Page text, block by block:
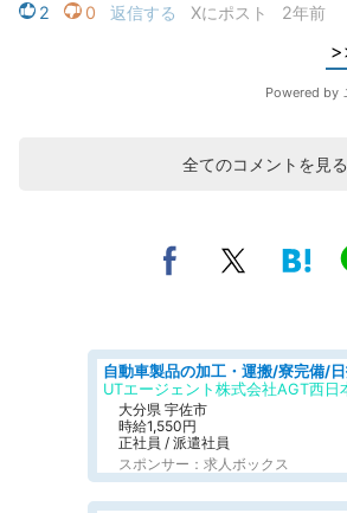
全てのコメントを見る
大分県 宇佐市
時給1,550円
正社員 / 派遣社員
スポンサー：求人ボックス